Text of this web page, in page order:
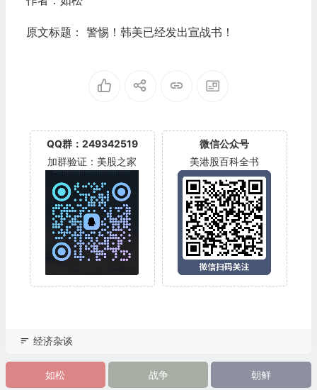
原文标题： 警惕！韩美已经发出宣战书！
QQ群：249342519
加群验证：美股之家
微信公众号
美港股百科全书
经济杂谈
如松 战争 朝鲜